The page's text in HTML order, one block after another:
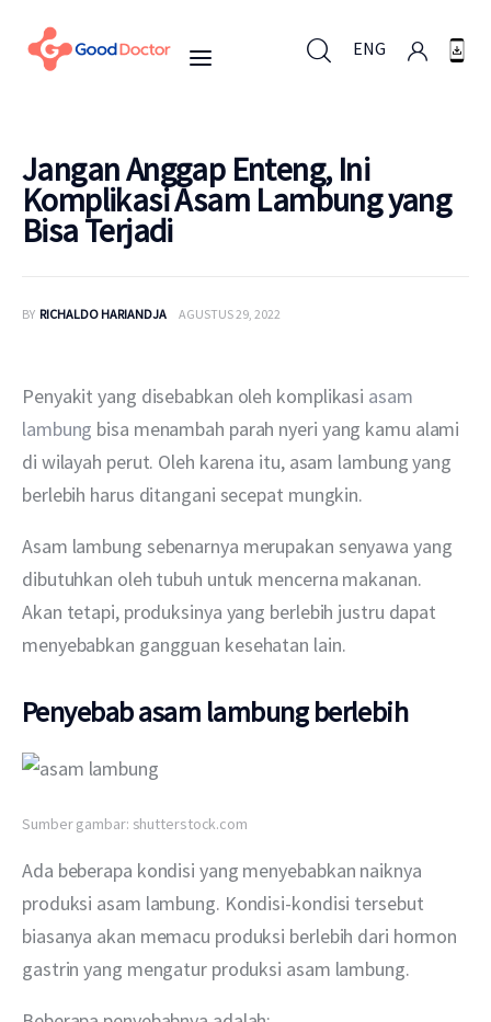
ENG
ENG
Untuk Bisnis
Berita
Layanan
Jangan Anggap Enteng, Ini
Komplikasi Asam Lambung yang
Bisa Terjadi
BY RICHALDO HARIANDJA AGUSTUS 29, 2022
Penyakit yang disebabkan oleh komplikasi asam
lambung bisa menambah parah nyeri yang kamu alami
di wilayah perut. Oleh karena itu, asam lambung yang
berlebih harus ditangani secepat mungkin.
Asam lambung sebenarnya merupakan senyawa yang
dibutuhkan oleh tubuh untuk mencerna makanan.
Akan tetapi, produksinya yang berlebih justru dapat
menyebabkan gangguan kesehatan lain.
Penyebab asam lambung berlebih
Sumber gambar: shutterstock.com
Ada beberapa kondisi yang menyebabkan naiknya
produksi asam lambung. Kondisi-kondisi tersebut
biasanya akan memacu produksi berlebih dari hormon
gastrin yang mengatur produksi asam lambung.